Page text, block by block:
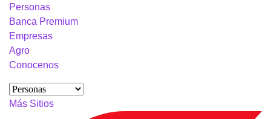
Personas
Banca Premium
Empresas
Agro
Conocenos
Más Sitios